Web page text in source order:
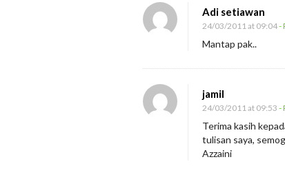
Adi setiawan
24/03/2011 at 09:04-
Mantap pak..
jamil
24/03/2011 at 09:53 -
Terima kasih
tulisan saya,
Azzaini